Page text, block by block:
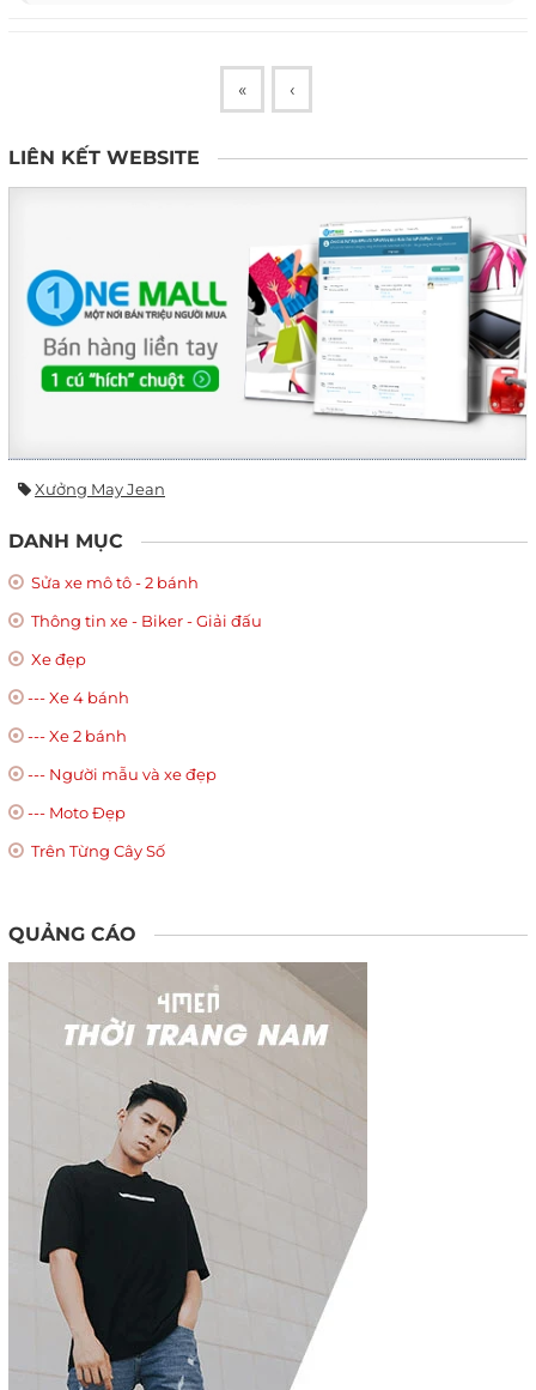
« ‹
LIÊN KẾT WEBSITE
Xưởng May Jean
DANH MỤC
Sửa xe mô tô - 2 bánh
Thông tin xe - Biker - Giải đấu
Xe đẹp
--- Xe 4 bánh
--- Xe 2 bánh
--- Người mẫu và xe đẹp
--- Moto Đẹp
Trên Từng Cây Số
QUẢNG CÁO